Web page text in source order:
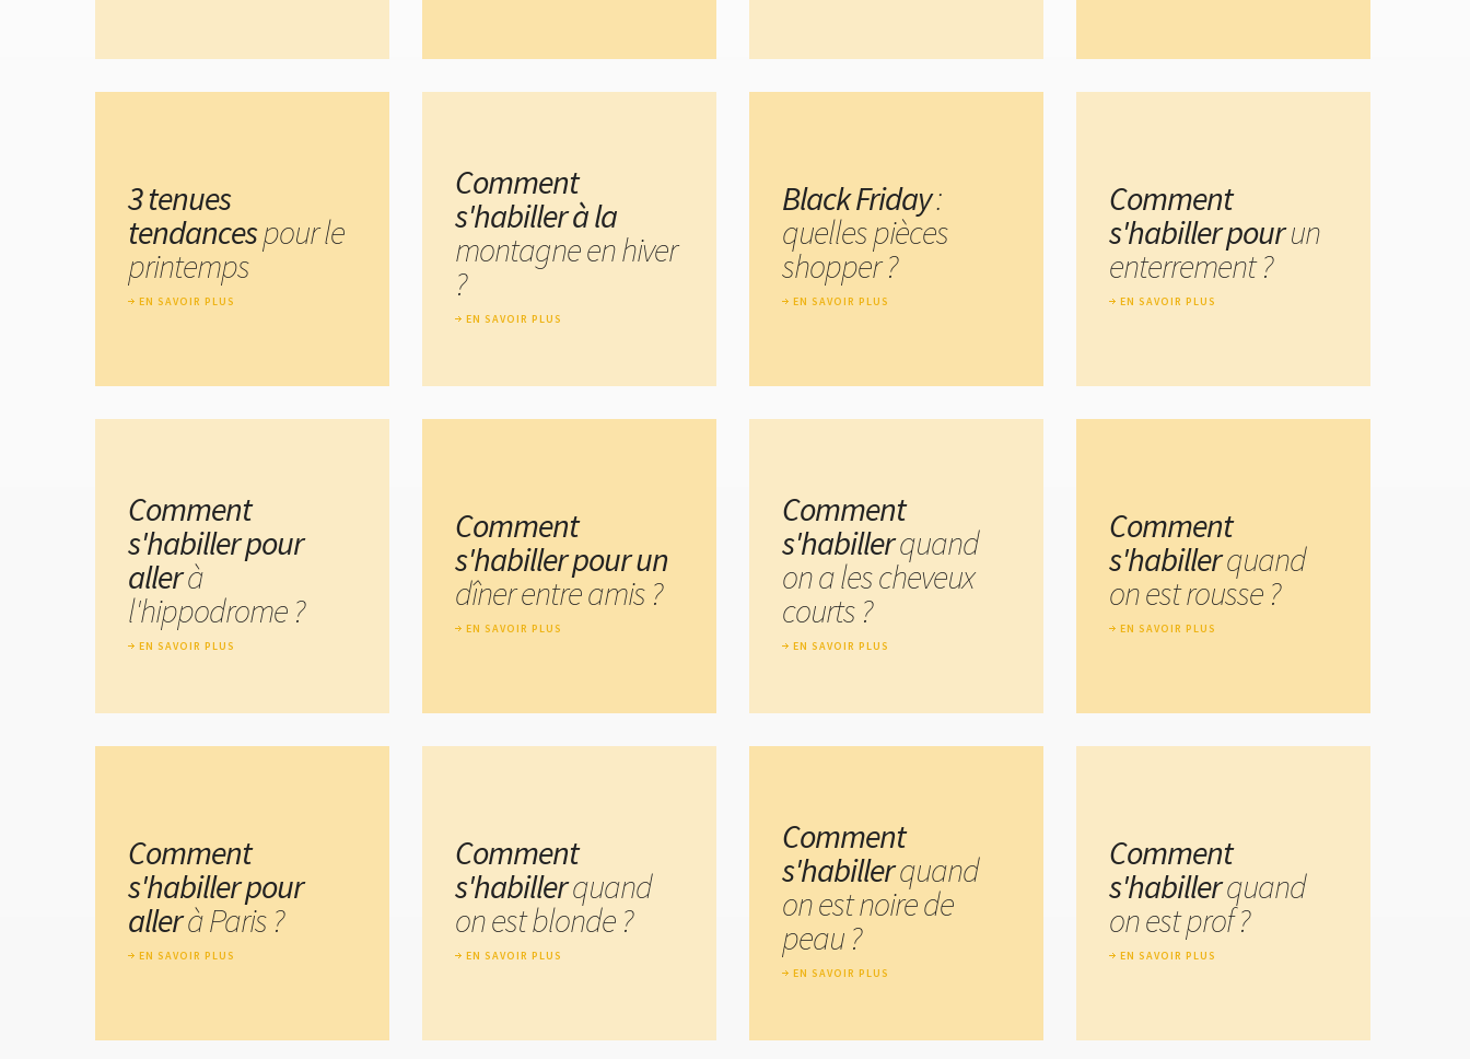
3 tenues
tendancespour le
printemps
EN SAVOIR PLUS
Comment
s'habiller à la
montagne en hiver
?
EN SAVOIR PLUS
Black Friday:
quelles pièces
shopper ?
EN SAVOIR PLUS
Comment
s'habiller pourun
enterrement ?
EN SAVOIR PLUS
Comment
s'habiller pour
allerà
l'hippodrome ?
EN SAVOIR PLUS
Comment
s'habiller pour un
dîner entre amis ?
EN SAVOIR PLUS
Comment
s'habillerquand
on a les cheveux
courts ?
EN SAVOIR PLUS
Comment
s'habillerquand
on est rousse ?
EN SAVOIR PLUS
Comment
s'habiller pour
allerà Paris ?
EN SAVOIR PLUS
Comment
s'habillerquand
on est blonde ?
EN SAVOIR PLUS
Comment
s'habillerquand
on est noire de
peau ?
EN SAVOIR PLUS
Comment
s'habillerquand
on est prof ?
EN SAVOIR PLUS